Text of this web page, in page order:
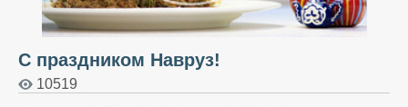
С праздником Навруз!
10519